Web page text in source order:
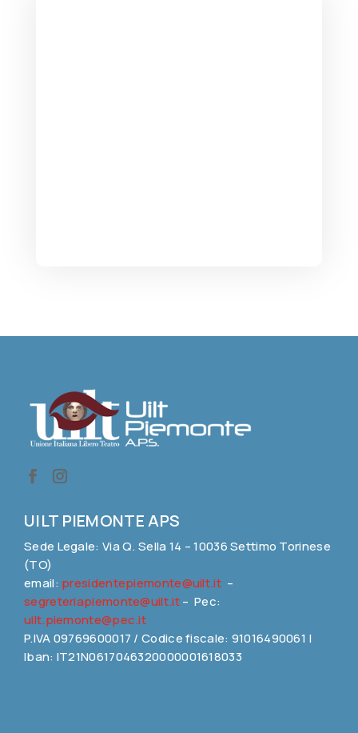
UILT PIEMONTE APS
Sede Legale: Via Q. Sella 14 – 10036 Settimo Torinese
(TO)
email: presidentepiemonte@uilt.it–
segreteriapiemonte@uilt.it– Pec:
uilt.piemonte@pec.it
P.IVA 09769600017 / Codice fiscale: 91016490061 |
Iban: IT21N0617046320000001618033